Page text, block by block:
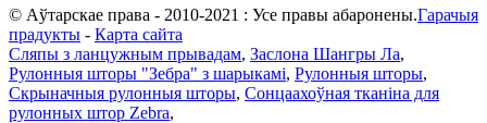
© Аўтарскае права - 2010-2021 : Усе правы абаронены.Гарачыя
прадукты - Карта сайта
Сляпы з ланцужным прывадам, Заслона Шангры Ла,
Рулонныя шторы "Зебра" з шарыкамі, Рулонныя шторы,
Скрыначныя рулонныя шторы, Сонцаахоўная тканіна для
рулонных штор Zebra,